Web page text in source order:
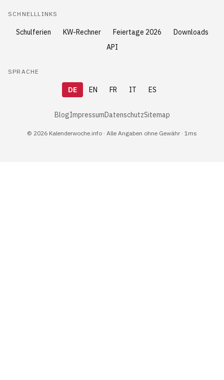
SCHNELLLINKS
Schulferien KW-Rechner Feiertage 2026
Downloads
API
SPRACHE
DE EN FR IT ES
BlogImpressumDatenschutzSitemap
© 2026 Kalenderwoche.info · Alle Angaben ohne Gewähr · 1ms